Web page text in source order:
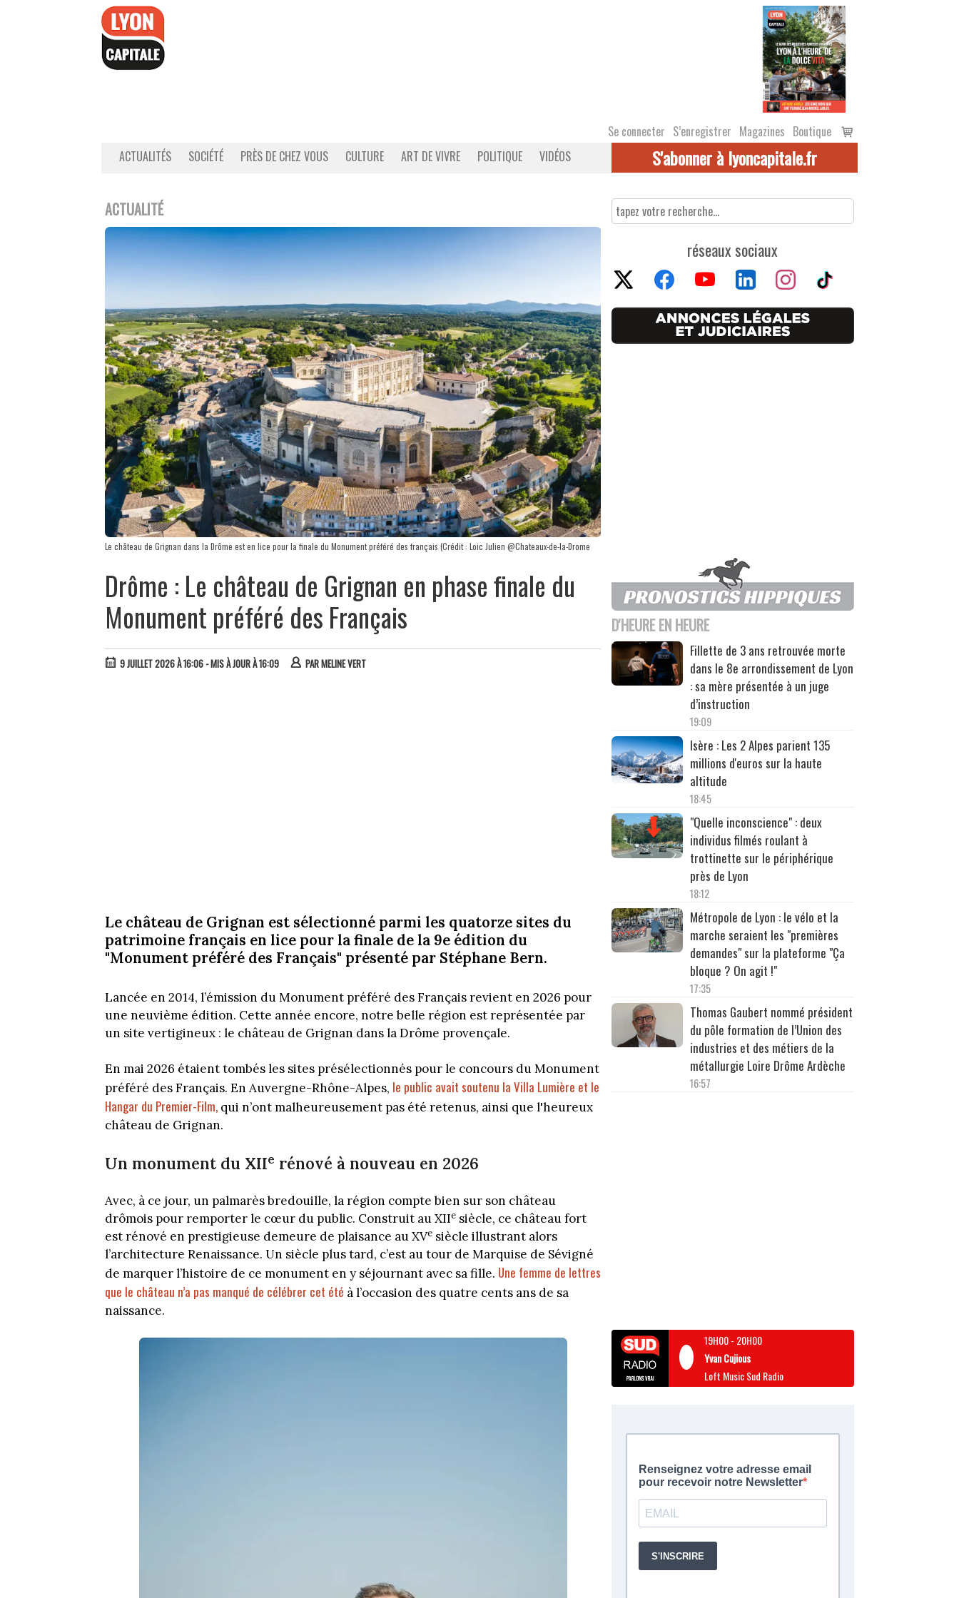
Se connecter S’enregistrer Magazines Boutique
Voir
le
ACTUALITÉS SOCIÉTÉ PRÈS DE CHEZ VOUS CULTURE ART DE VIVRE POLITIQUE VIDÉOS S'abonner à lyoncapitale.fr
ACTUALITÉ
Le château de Grignan dans la Drôme est en lice pour la finale du Monument préféré des français (Crédit : Loic Julien @Chateaux-de-la-Drome
Drôme : Le château de Grignan en phase finale du
Monument préféré des Français
9 JUILLET 2026 À 16:06 - MIS À JOUR À 16:09 PARMELINE VERT
Le château de Grignan est sélectionné parmi les quatorze sites du
patrimoine français en lice pour la finale de la 9e édition du
"Monument préféré des Français" présenté par Stéphane Bern.
Lancée en 2014, l’émission du Monument préféré des Français revient en 2026 pour
une neuvième édition. Cette année encore, notre belle région est représentée par
un site vertigineux : le château de Grignan dans la Drôme provençale.
En mai 2026 étaient tombés les sites présélectionnés pour le concours du Monument
préféré des Français. En Auvergne-Rhône-Alpes, le public avait soutenu la Villa Lumière et le
Hangar du Premier-Film, qui n’ont malheureusement pas été retenus, ainsi que l'heureux
château de Grignan.
Un monument du XIIe rénové à nouveau en 2026
Avec, à ce jour, un palmarès bredouille, la région compte bien sur son château
drômois pour remporter le cœur du public. Construit au XIIe siècle, ce château fort
est rénové en prestigieuse demeure de plaisance au XVe siècle illustrant alors
l’architecture Renaissance. Un siècle plus tard, c’est au tour de Marquise de Sévigné
de marquer l’histoire de ce monument en y séjournant avec sa fille. Une femme de lettres
que le château n’a pas manqué de célébrer cet été à l’occasion des quatre cents ans de sa
naissance.
réseaux sociaux
D'HEURE EN HEURE
Fillette de 3 ans retrouvée morte
dans le 8e arrondissement de Lyon
: sa mère présentée à un juge
d’instruction
19:09
Isère : Les 2 Alpes parient 135
millions d'euros sur la haute
altitude
18:45
"Quelle inconscience" : deux
individus filmés roulant à
trottinette sur le périphérique
près de Lyon
18:12
Métropole de Lyon : le vélo et la
marche seraient les "premières
demandes" sur la plateforme "Ça
bloque ? On agit !"
17:35
Thomas Gaubert nommé président
du pôle formation de l’Union des
industries et des métiers de la
métallurgie Loire Drôme Ardèche
16:57
19H00- 20H00
Yvan Cujious
Loft Music Sud Radio